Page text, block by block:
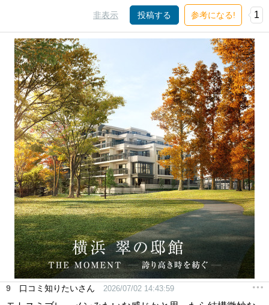
非表示 投稿する 参考になる! 1
9 口コミ知りたいさん 2026/07/02 14:43:59